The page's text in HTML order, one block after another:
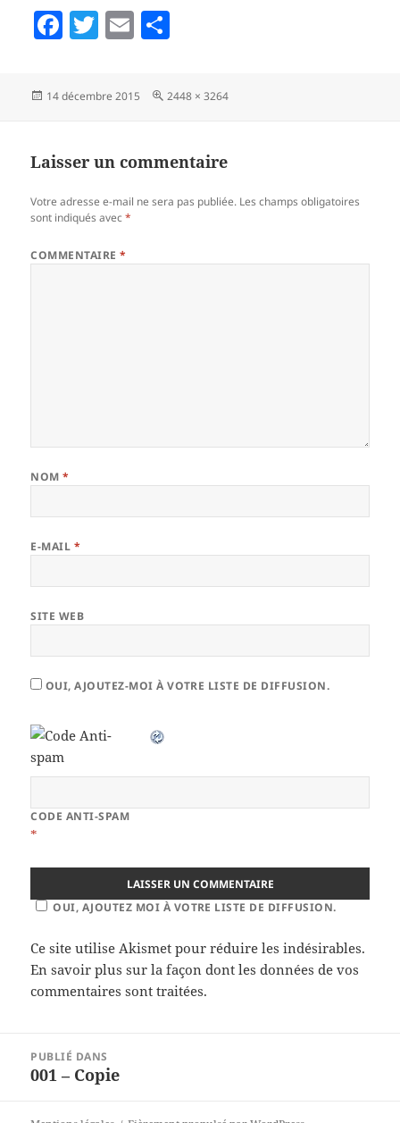
F
c
e
o
o
k
T
itt
er
E
ai
l
rt
a
er
Publié
14 décembre 2015
Taille
2448 × 3264
Laisser un commentaire
Votre adresse e-mail ne sera pas publiée. Les champs obligatoires
sont indiqués avec*
COMMENTAIRE*
NOM*
E-MAIL *
SITE WEB
OUI, AJOUTEZ-MOI À VOTRE LISTE DE DIFFUSION.
CODE ANTI-SPAM
*
OUI, AJOUTEZ MOI À VOTRE LISTE DE DIFFUSION.
Ce site utilise Akismet pour réduire les indésirables.
En savoir plus sur la façon dont les données de vos
commentaires sont traitées.
l’article
PUBLIÉ DANS
001 – Copie